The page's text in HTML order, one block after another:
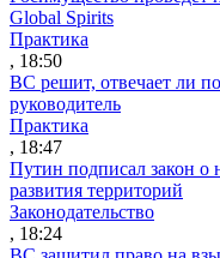
Global Spirits
Практика
, 18:50
ВС решит, отвечает ли
руководитель
Практика
, 18:47
Путин подписал закон о
развития территорий
Законодательство
, 18:24